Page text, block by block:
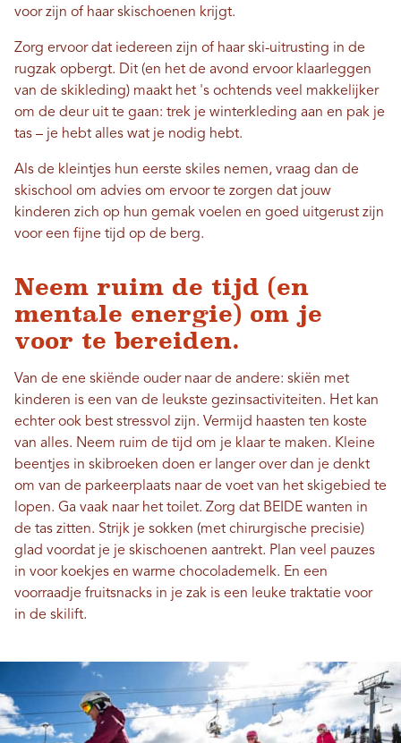
voor zijn of haar skischoenen krijgt.
Zorg ervoor dat iedereen zijn of haar ski-uitrusting in de
rugzak opbergt. Dit (en het de avond ervoor klaarleggen
van de skikleding) maakt het 's ochtends veel makkelijker
om de deur uit te gaan: trek je winterkleding aan en pak je
tas – je hebt alles wat je nodig hebt.
Als de kleintjes hun eerste skiles nemen, vraag dan de
skischool om advies om ervoor te zorgen dat jouw
kinderen zich op hun gemak voelen en goed uitgerust zijn
voor een fijne tijd op de berg.
Neem ruim de tijd (en
mentale energie) om je
voor te bereiden.
Van de ene skiënde ouder naar de andere: skiën met
kinderen is een van de leukste gezinsactiviteiten. Het kan
echter ook best stressvol zijn. Vermijd haasten ten koste
van alles. Neem ruim de tijd om je klaar te maken. Kleine
beentjes in skibroeken doen er langer over dan je denkt
om van de parkeerplaats naar de voet van het skigebied te
lopen. Ga vaak naar het toilet. Zorg dat BEIDE wanten in
de tas zitten. Strijk je sokken (met chirurgische precisie)
glad voordat je je skischoenen aantrekt. Plan veel pauzes
in voor koekjes en warme chocolademelk. En een
voorraadje fruitsnacks in je zak is een leuke traktatie voor
in de skilift.